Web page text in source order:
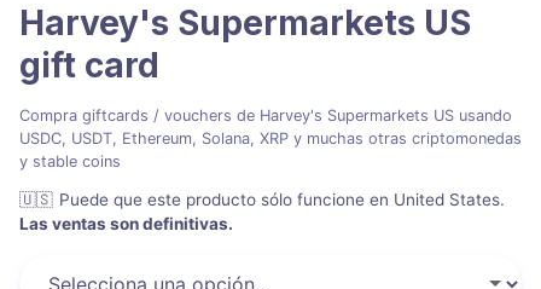
Harvey's Supermarkets US
gift card
Compra giftcards / vouchers de Harvey's Supermarkets US usando
USDC, USDT, Ethereum, Solana, XRP y muchas otras criptomonedas
y stable coins
🇺🇸 Puede que este producto sólo funcione en United States.
Las ventas son definitivas.